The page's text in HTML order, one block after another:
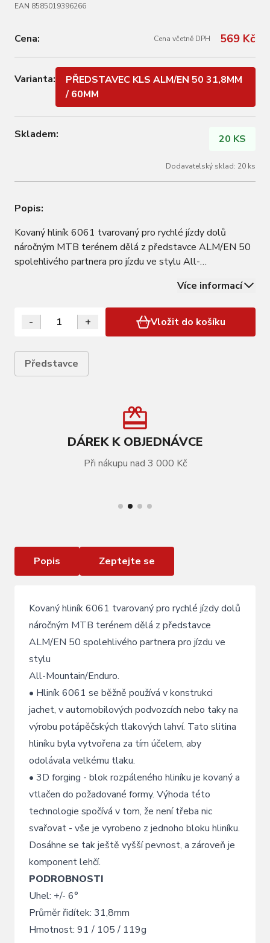
EAN 8585019396266
Cena: Cena včetně DPH 569 Kč
Varianta:
PŘEDSTAVEC KLS ALM/EN 50 31,8MM
/ 60MM
Skladem: 20 KS
Dodavatelský sklad: 20 ks
Popis:
Kovaný hliník 6061 tvarovaný pro rychlé jízdy dolů
náročným MTB terénem dělá z představce ALM/EN 50
spolehlivého partnera pro jízdu ve stylu All-
konstrukci jachet, v automobilových podvozcích nebo
taky na výrobu potápěčských tlakových lahví. Tato…
Více informací
- + Vložit do košíku
Představce
DÁREK K OBJEDNÁVCE
Při nákupu nad 3 000 Kč
Popis Zeptejte se
Kovaný hliník 6061 tvarovaný pro rychlé jízdy dolů
náročným MTB terénem dělá z představce
ALM/EN 50 spolehlivého partnera pro jízdu ve
stylu
All-Mountain/Enduro.
• Hliník 6061 se běžně používá v konstrukci
jachet, v automobilových podvozcích nebo taky na
výrobu potápěčských tlakových lahví. Tato slitina
hliníku byla vytvořena za tím účelem, aby
odolávala velkému tlaku.
• 3D forging - blok rozpáleného hliníku je kovaný a
vtlačen do požadované formy. Výhoda této
technologie spočívá v tom, že není třeba nic
svařovat - vše je vyrobeno z jednoho bloku hliníku.
Dosáhne se tak ještě vyšší pevnost, a zároveň je
komponent lehčí.
PODROBNOSTI
Uhel: +/- 6°
Průměr řidítek: 31,8mm
Hmotnost: 91 / 105 / 119g